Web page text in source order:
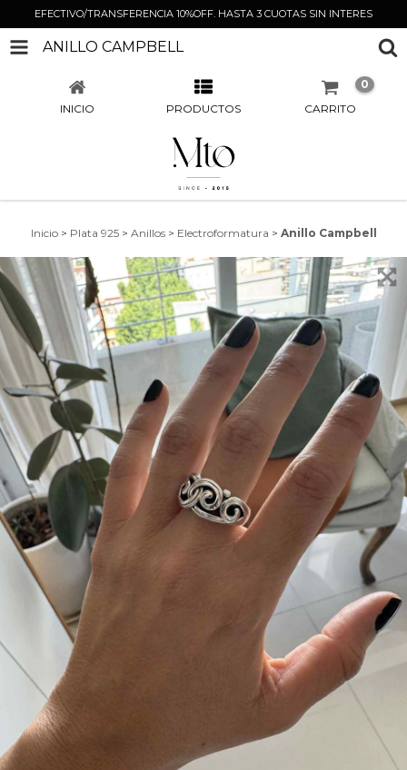
EFECTIVO/TRANSFERENCIA 10%OFF. HASTA 3 CUOTAS SIN INTERES
ANILLO CAMPBELL
INICIO PRODUCTOS CARRITO
0
Inicio > Plata 925 > Anillos > Electroformatura > Anillo Campbell